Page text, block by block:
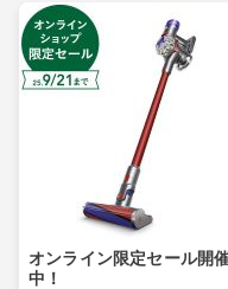
オンライン限定セール開
中！